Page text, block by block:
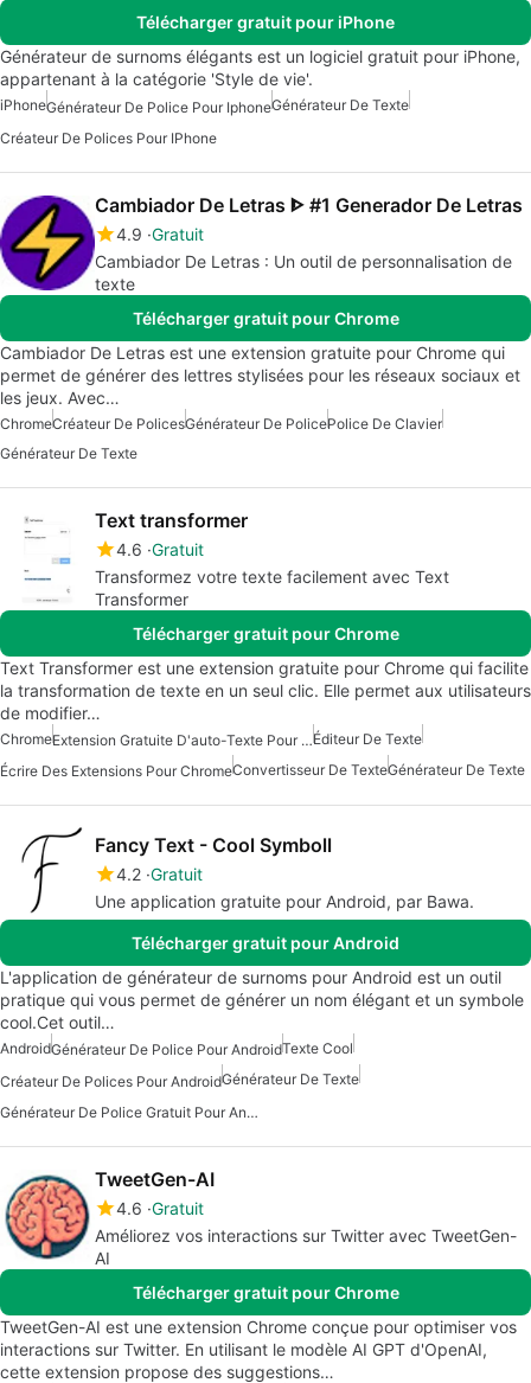
Télécharger gratuit pour iPhone
Générateur de surnoms élégants est un logiciel gratuit pour iPhone,
appartenant à la catégorie 'Style de vie'.
iPhoneGénérateur De Police Pour IphoneGénérateur De Texte
Créateur De Polices Pour IPhone
Cambiador De Letras ᐈ #1 Generador De Letras
4.9 Gratuit
Cambiador De Letras : Un outil de personnalisation de
texte
Télécharger gratuit pour Chrome
Cambiador De Letras est une extension gratuite pour Chrome qui
permet de générer des lettres stylisées pour les réseaux sociaux et
les jeux. Avec…
ChromeCréateur De PolicesGénérateur De PolicePolice De Clavier
Générateur De Texte
Text transformer
4.6 Gratuit
Transformez votre texte facilement avec Text
Transformer
Télécharger gratuit pour Chrome
Text Transformer est une extension gratuite pour Chrome qui facilite
la transformation de texte en un seul clic. Elle permet aux utilisateurs
de modifier…
Chrome Extension Gratuite D'auto-Texte Pour ChromeÉditeur De Texte
Écrire Des Extensions Pour ChromeConvertisseur De TexteGénérateur De Texte
Fancy Text - Cool Symboll
4.2 Gratuit
Une application gratuite pour Android, par Bawa.
Télécharger gratuit pour Android
L'application de générateur de surnoms pour Android est un outil
pratique qui vous permet de générer un nom élégant et un symbole
cool.Cet outil…
AndroidGénérateur De Police Pour AndroidTexte Cool
Créateur De Polices Pour AndroidGénérateur De Texte
Générateur De Police Gratuit Pour Android
TweetGen-AI
4.6 Gratuit
Améliorez vos interactions sur Twitter avec TweetGen-
AI
Télécharger gratuit pour Chrome
TweetGen-AI est une extension Chrome conçue pour optimiser vos
interactions sur Twitter. En utilisant le modèle AI GPT d'OpenAI,
cette extension propose des suggestions…